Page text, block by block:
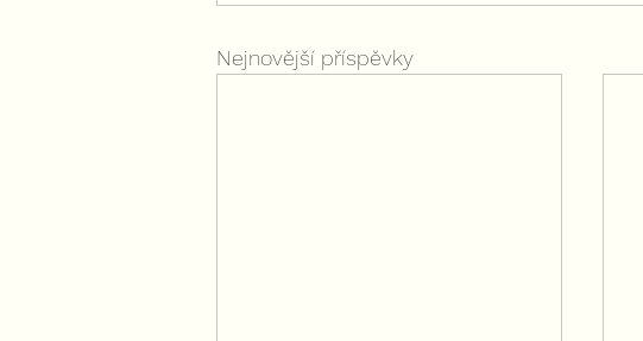
Nejnovější příspěvky